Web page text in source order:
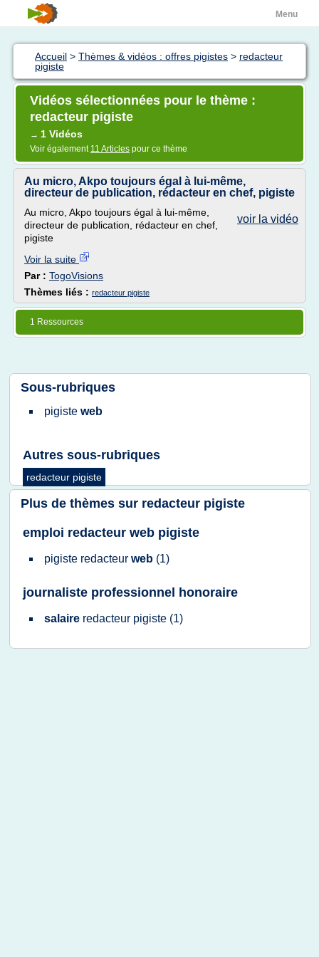
Menu
Accueil > Thèmes & vidéos : offres pigistes > redacteur
pigiste
Vidéos sélectionnées pour le thème :
redacteur pigiste
→ 1 Vidéos
Voir également 11 Articles pour ce thème
Au micro, Akpo toujours égal à lui-même,
directeur de publication, rédacteur en chef, pigiste
voir la vidéo
Au micro, Akpo toujours égal à lui-même,
directeur de publication, rédacteur en chef,
pigiste
Voir la suite
Par : TogoVisions
Thèmes liés : redacteur pigiste
1 Ressources
Sous-rubriques
pigiste web
Autres sous-rubriques
redacteur pigiste
Plus de thèmes sur redacteur pigiste
emploi redacteur web pigiste
pigiste redacteur web (1)
journaliste professionnel honoraire
salaire redacteur pigiste (1)